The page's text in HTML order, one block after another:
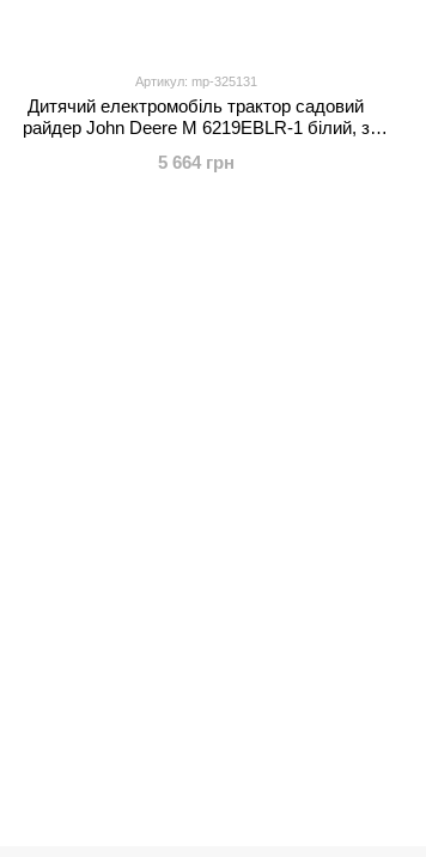
Артикул: mp-325131
Дитячий електромобіль трактор садовий
райдер John Deere M 6219EBLR-1 білий, з
25W, EVA, екошкіра, MP3, USB, TF, Bluetooth
5 664 грн